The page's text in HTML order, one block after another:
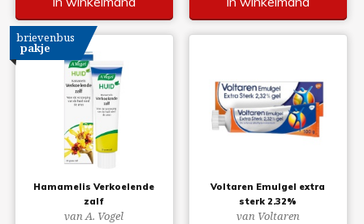
Hamamelis Verkoelende
zalf
van A. Vogel
brievenbus
pakje
Voltaren Emulgel extra
sterk 2.32%
van Voltaren